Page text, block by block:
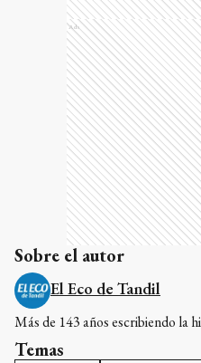
Ads
Sobre el autor
El Eco de Tandil
Más de 143 años escribiendo la
Temas